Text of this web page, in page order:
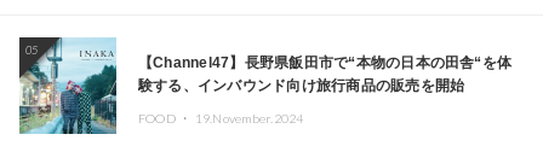
05
【Channel47】長野県飯田市で“本物の日本の田舎“を体
験する、インバウンド向け旅行商品の販売を開始
FOOD ・ 19.November.2024